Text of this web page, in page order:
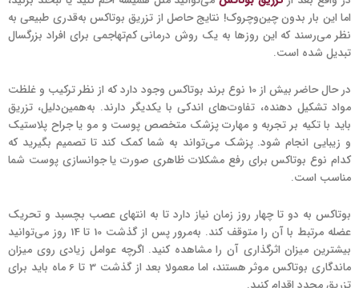
اما این بار بدون چین‌وچروک! نتایج حاصل از تزریق بوتاکس به‌قدری طبیعی به
نظر می‌رسند که این روزها به یک روش درمانی کم‌تهاجمی برای افراد بزرگسال
تبدیل شده است.
در حال حاضر بیش از 10 نوع برند بوتاکس وجود دارد که از نظر ترکیب و غلظت
مواد تشکیل دهنده، تفاوت‌های اندکی با یکدیگر دارند. به‌همین‌دلیل، تزریق
باید با تکیه بر تجربه و مهارت پزشک متخصص پوست ‌و‌ مو یا جراح پلاستیک‌
و ‌زیبایی انجام شود. پزشک می‌تواند به شما کمک کند تا تصمیم بگیرید که
کدام نوع بوتاکس برای رفع مشکلات ظاهری صورت یا جوانسازی پوست شما
مناسب است.
بوتاکس به دو تا چهار روز زمان نیاز دارد تا به انتهای عصب بچسبد و تحریک
عضله مرتبط با آن را متوقف کند. به‌مرور پس از گذشت 10 تا 14 روز می‌توانید
بیشترین میزان اثرگذاری آن را مشاهده کنید. اگرچه عوامل زیادی روی میزان
ماندگاری بوتاکس موثر هستند، اما معمولا بعد از گذشت 3 تا 6 ماه باید برای